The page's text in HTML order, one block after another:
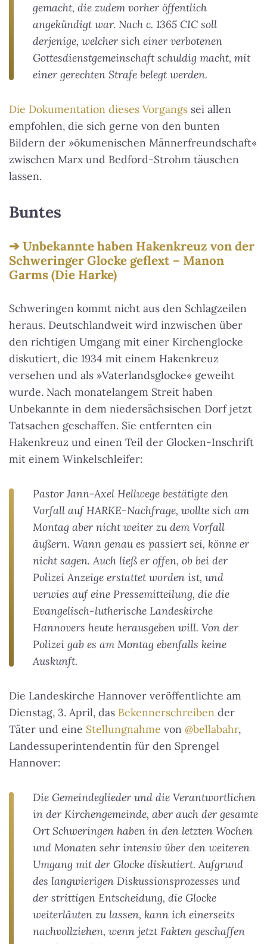
gemacht, die zudem vorher öffentlich
angekündigt war. Nach c. 1365 CIC soll
derjenige, welcher sich einer verbotenen
Gottesdienstgemeinschaft schuldig macht, mit
einer gerechten Strafe belegt werden.
Die Dokumentation dieses Vorgangs sei allen
empfohlen, die sich gerne von den bunten
Bildern der »ökumenischen Männerfreundschaft«
zwischen Marx und Bedford-Strohm täuschen
lassen.
Buntes
Unbekannte haben Hakenkreuz von der
Schweringer Glocke geflext – Manon
Garms (Die Harke)
Schweringen kommt nicht aus den Schlagzeilen
heraus. Deutschlandweit wird inzwischen über
den richtigen Umgang mit einer Kirchenglocke
diskutiert, die 1934 mit einem Hakenkreuz
versehen und als »Vaterlandsglocke« geweiht
wurde. Nach monatelangem Streit haben
Unbekannte in dem niedersächsischen Dorf jetzt
Tatsachen geschaffen. Sie entfernten ein
Hakenkreuz und einen Teil der Glocken-Inschrift
mit einem Winkelschleifer:
Pastor Jann-Axel Hellwege bestätigte den
Vorfall auf HARKE-Nachfrage, wollte sich am
Montag aber nicht weiter zu dem Vorfall
äußern. Wann genau es passiert sei, könne er
nicht sagen. Auch ließ er offen, ob bei der
Polizei Anzeige erstattet worden ist, und
verwies auf eine Pressemitteilung, die die
Evangelisch-lutherische Landeskirche
Hannovers heute herausgeben will. Von der
Polizei gab es am Montag ebenfalls keine
Auskunft.
Die Landeskirche Hannover veröffentlichte am
Dienstag, 3. April, das Bekennerschreiben der
Täter und eine Stellungnahme von @bellabahr,
Landessuperintendentin für den Sprengel
Hannover:
Die Gemeindeglieder und die Verantwortlichen
in der Kirchengemeinde, aber auch der gesamte
Ort Schweringen haben in den letzten Wochen
und Monaten sehr intensiv über den weiteren
Umgang mit der Glocke diskutiert. Aufgrund
des langwierigen Diskussionsprozesses und
der strittigen Entscheidung, die Glocke
weiterläuten zu lassen, kann ich einerseits
nachvollziehen, wenn jetzt Fakten geschaffen